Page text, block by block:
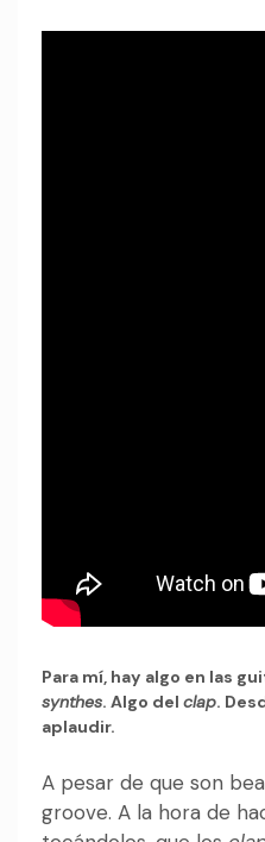
Para mí, hay algo en las
synthes. Algo del clap.
aplaudir.
A pesar de que son
groove. A la hora de